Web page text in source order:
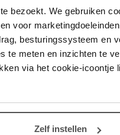
bezoekt. We gebruiken
voor
besturingssysteem en
te meten en inzichten te
via het cookie-
Zelf instellen